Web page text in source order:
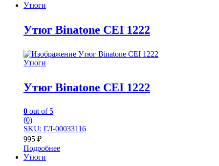
Утюги
Утюг Binatone CEI 1222
Утюги
Утюг Binatone CEI 1222
0 out of 5
(0)
SKU: ГЛ-00033116
995 ₽
Подробнее
Утюги